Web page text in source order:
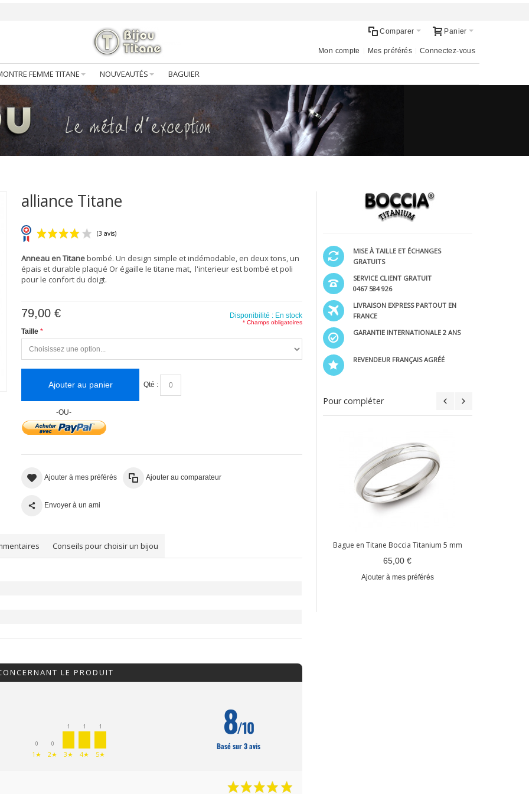
Panier
Comparer
Mon compte Mes préférés Connectez-vous
FEMME TITANE NOUVEAUTÉS BAGUIER
alliance Titane
(3 avis)
Anneau en Titanebombé. Un design simple et indémodable, en deux tons, un
épais et durable plaqué Or égaille le titane mat, l'interieur est bombé et poli
pour le confort du doigt.
Disponibilité : En stock
79,00 €
Taille
* Champs obligatoires
Qté :
Ajouter au panier
-OU-
Ajouter à mes préférés Ajouter au comparateur
Envoyer à un ami
MISE À TAILLE ET ÉCHANGES
GRATUITS
SERVICE CLIENT GRATUIT
0467 584 926
LIVRAISON EXPRESS PARTOUT EN
FRANCE
GARANTIE INTERNATIONALE 2 ANS
REVENDEUR FRANÇAIS AGRÉÉ
Pour compléter
Bague en Titane Boccia Titanium 5 mm
65,00 €
Ajouter à mes préférés
Conseils pour choisir un bijou
LE PRODUIT
0
1★
0
2★
1
3★
1
4★
1
5★
8/10
Basé sur 3 avis